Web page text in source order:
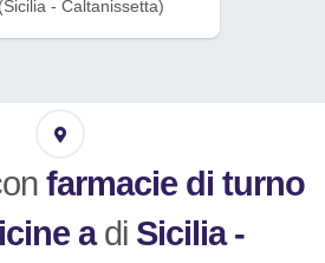
- Caltanissetta)
farmacie di turno
adi Sicilia -